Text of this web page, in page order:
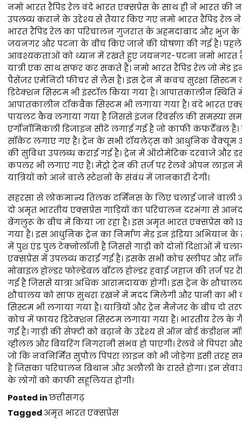
नमो भारत रैपिड रेल वंदे भारत एक्सप्रेस के साथ ही ने भारत की
उपलब्ध कराने के उद्देश्य से तैयार किए गए नमो भारत रैपिड रेल
भारत रैपिड रेल का परिचालन गुजरात के अहमदाबाद और भुज के
जयनगर और पटना के बीच किए जाने की घोषणा की गई है। पहले
आवश्यकताओं को ध्यान में रखते हुए जयनगर-पटना नमो भारत
यात्री एक साथ सफर कर सकते हैं। नमो भारत रैपिड रेल जो मेड
पैसेंजर एमेनिटी फीचर से लैस है। इस ट्रेन में कवच सुरक्षा सिस्टम
डिटेक्शन सिस्टम भी इंस्टॉल किया गया है। आपातकालीन
आपातकालीन टॉकबैक सिस्टम भी लगाया गया है। वंदे भारत
पायलट कैब लगाया गया है जिससे इंजन रिवर्सल की समस्या
एर्गोनॉमिकली डिजाइन सीटें लगाई गई है जो काफी कंफर्टेबल हैं।
सॉकेट लगाए गए हैं। ट्रेन के सभी टॉयलेट्स को आधुनिक वैक्यूम
की सुविधा उपलब्ध कराई गई है। ट्रेन में ऑटोमेटिक दरवाजे और
कपलर भी लगाए गए हैं। मेट्रो ट्रेन की तर्ज पर रेलवे ओपन लाइन
यात्रियों को आने वाले स्टेशनों के संबंध में जानकारी देगी।
सहरसा से लोकमान्य तिलक टर्मिनस के लिए चलाई जाने वाली
दो अमृत भारतीय एक्सप्रेस गाड़ियों का परिचालन दरभंगा से
बेंगलुरू के बीच में किया जा रहा है। इस अमृत भारत एक्सप्रेस को
गया है। इस आधुनिक ट्रेन का निर्माण मेड इन इंडिया अभियान के
में पुश एंड पुल टेक्नोलॉजी है जिससे गाड़ी को दोनों दिशाओं में
एक्सप्रेस में उपलब्ध कराई गई है। इसके सभी कोच स्लीपर और
मोबाइल होल्डर फोल्डेबल बॉटल होल्डर हवाई जहाज की तर्ज पर
गई है जिससे यात्रा अधिक आरामदायक होगी। इस ट्रेन के
शौचालय को साफ सुथरा रखने में मदद मिलेगी और पानी का भी
सिस्टम भी लगाया गया है। यात्रियों और ट्रेन मैनेजर के बीच
कोच में फायर डिटेक्शन सिस्टम लगाया गया है। भारतीय रेल के
गई है। गाड़ी की सेफ्टी को बढ़ाने के उद्देश्य से ऑन बोर्ड कंडीशन
व्हीलल और बियरिंग निगरानी संभव हो पाएगी। रेलवे ने
जो कि नवनिर्मित सुपौल पिपरा लाइन को भी जोड़ेगा इसी
है जिसका परिचालन बिथान और अलौली के रास्ते होगा। इन
के लोगों को काफी सहूलियत होगी।
Posted inछत्तीसगढ़
Taggedअमृत भारत एक्सप्रेस